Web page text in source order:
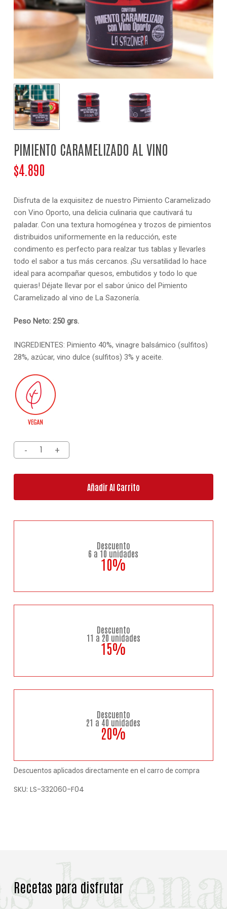
PIMIENTO CARAMELIZADO AL VINO
$4.890
Disfruta de la exquisitez de nuestro Pimiento Caramelizado
con Vino Oporto, una delicia culinaria que cautivará tu
paladar. Con una textura homogénea y trozos de pimientos
distribuidos uniformemente en la reducción, este
condimento es perfecto para realzar tus tablas y llevarles
todo el sabor a tus más cercanos. ¡Su versatilidad lo hace
ideal para acompañar quesos, embutidos y todo lo que
quieras! Déjate llevar por el sabor único del Pimiento
Caramelizado al vino de La Sazonería.
Peso Neto: 250 grs.
INGREDIENTES: Pimiento 40%, vinagre balsámico (sulfitos)
28%, azúcar, vino dulce (sulfitos) 3% y aceite.
Añadir Al Carrito
Descuento
6 a 10 unidades
10%
Descuento
11 a 20 unidades
15%
Descuento
21 a 40 unidades
20%
Descuentos aplicados directamente en el carro de compra
SKU: LS-332060-F04
Recetas para disfrutar
NOMBRE
CORREO ELECTRÓNICO*